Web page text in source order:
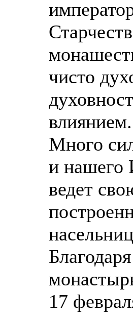
чисто
влиянием.
Много
и нашего
ведет
17